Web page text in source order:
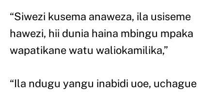
“Siwezi kusema anaweza, ila usiseme
hawezi, hii dunia haina mbingu mpaka
wapatikane watu waliokamilika,”
“Ila ndugu yangu inabidi uoe, uchague